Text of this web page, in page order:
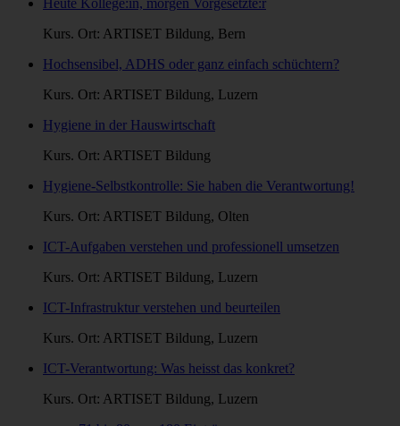
Heute Kollege:in, morgen Vorgesetzte:r
Kurs. Ort: ARTISET Bildung, Bern
Hochsensibel, ADHS oder ganz einfach schüchtern?
Kurs. Ort: ARTISET Bildung, Luzern
Hygiene in der Hauswirtschaft
Kurs. Ort: ARTISET Bildung
Hygiene-Selbstkontrolle: Sie haben die Verantwortung!
Kurs. Ort: ARTISET Bildung, Olten
ICT-Aufgaben verstehen und professionell umsetzen
Kurs. Ort: ARTISET Bildung, Luzern
ICT-Infrastruktur verstehen und beurteilen
Kurs. Ort: ARTISET Bildung, Luzern
ICT-Verantwortung: Was heisst das konkret?
Kurs. Ort: ARTISET Bildung, Luzern